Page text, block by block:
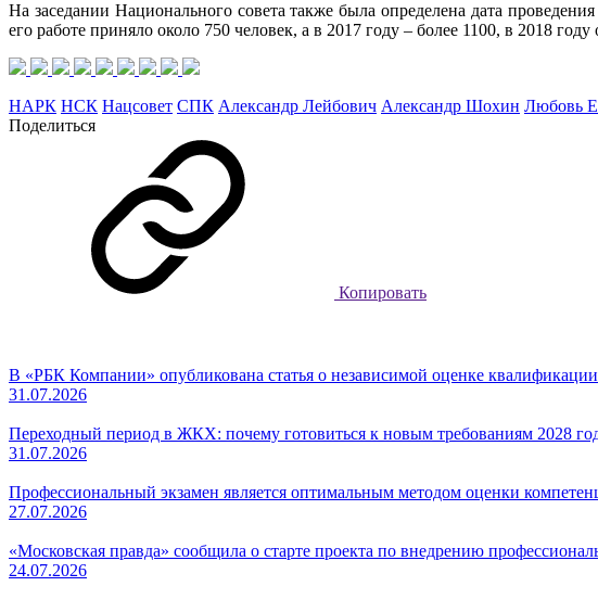
На заседании Национального совета также была определена дата
его работе приняло около 750 человек, а в 2017 году – более 1100, в 2018
НАРК НСК Нацсовет СПК Александр Лейбович Александр Шохин Любовь
Поделиться
Копировать
В «РБК Компании» опубликована статья о независимой оценке квалификации
31.07.2026
Переходный период в ЖКХ: почему готовиться к новым требованиям 2028
31.07.2026
Профессиональный экзамен является оптимальным методом оценки
27.07.2026
«Московская правда» сообщила о старте проекта по внедрению
24.07.2026